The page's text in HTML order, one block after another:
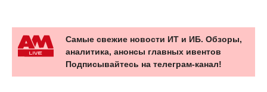
Самые свежие новости ИТ и ИБ. Обзоры,
аналитика, анонсы главных ивентов
Подписывайтесь на телеграм-канал!